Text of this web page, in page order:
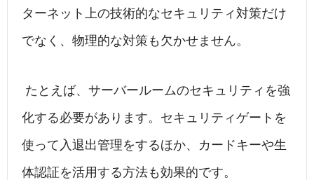
ターネット上の技術的なセキュリティ対策だけ
でなく、物理的な対策も欠かせません。
たとえば、サーバールームのセキュリティを強
化する必要があります。セキュリティゲートを
使って入退出管理をするほか、カードキーや生
体認証を活用する方法も効果的です。